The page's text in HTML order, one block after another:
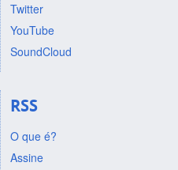
Twitter
YouTube
SoundCloud
RSS
O que é?
Assine